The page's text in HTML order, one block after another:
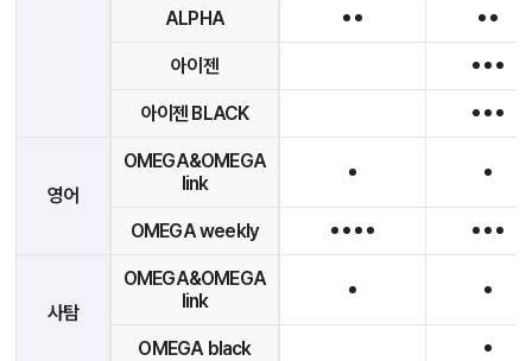
ALPHA
아이젠
아이젠 BLACK
영어
OMEGA&OMEGA
link
OMEGA weekly
사탐
OMEGA&OMEGA
link
OMEGA black